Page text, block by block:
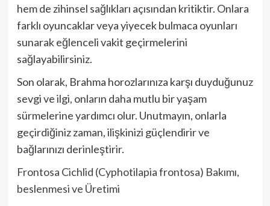
hem de zihinsel sağlıkları açısından kritiktir. Onlara
farklı oyuncaklar veya yiyecek bulmaca oyunları
sunarak eğlenceli vakit geçirmelerini
sağlayabilirsiniz.
Son olarak, Brahma horozlarınıza karşı duyduğunuz
sevgi ve ilgi, onların daha mutlu bir yaşam
sürmelerine yardımcı olur. Unutmayın, onlarla
geçirdiğiniz zaman, ilişkinizi güçlendirir ve
bağlarınızı derinleştirir.
Frontosa Cichlid (Cyphotilapia frontosa) Bakımı,
beslenmesi ve Üretimi